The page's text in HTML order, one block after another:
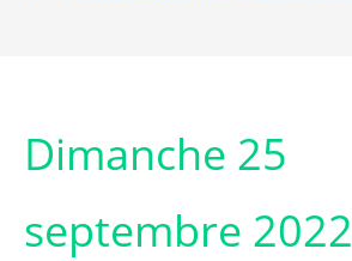
Dimanche 25
septembre 2022